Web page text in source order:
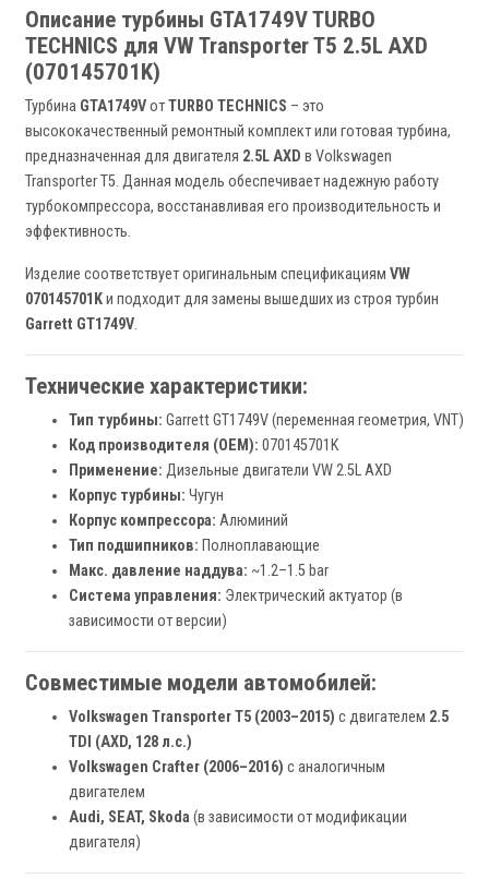
Описание турбины GTA1749V TURBO
TECHNICS для VW Transporter T5 2.5L AXD
(070145701K)
Турбина GTA1749VотTURBO TECHNICS – это
высококачественный ремонтный комплект или готовая турбина,
предназначенная для двигателя 2.5L AXD в Volkswagen
Transporter T5. Данная модель обеспечивает надежную работу
турбокомпрессора, восстанавливая его производительность и
эффективность.
Изделие соответствует оригинальным спецификациям VW
070145701Kи подходит для замены вышедших из строя турбин
Garrett GT1749V.
Технические характеристики:
Тип турбины: Garrett GT1749V (переменная геометрия, VNT)
Код производителя (OEM): 070145701K
Применение: Дизельные двигатели VW 2.5L AXD
Корпус турбины: Чугун
Корпус компрессора: Алюминий
Тип подшипников: Полноплавающие
Макс. давление наддува: ~1.2–1.5 bar
Система управления: Электрический актуатор (в
зависимости от версии)
Совместимые модели автомобилей:
Volkswagen Transporter T5 (2003–2015) с двигателем 2.5
TDI (AXD, 128 л.с.)
Volkswagen Crafter (2006–2016) с аналогичным
двигателем
Audi, SEAT, Skoda (в зависимости от модификации
двигателя)